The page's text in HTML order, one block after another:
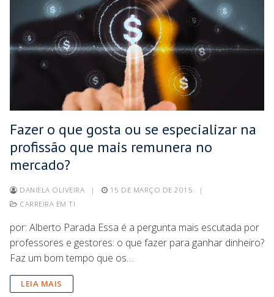
Fazer o que gosta ou se especializar na
profissão que mais remunera no
mercado?
DANIELA OLIVEIRA | 15 DE MARÇO DE 2015
|
CARREIRA EM TI
por: Alberto Parada Essa é a pergunta mais escutada por
professores e gestores: o que fazer para ganhar dinheiro?
Faz um bom tempo que os…
LEIA MAIS